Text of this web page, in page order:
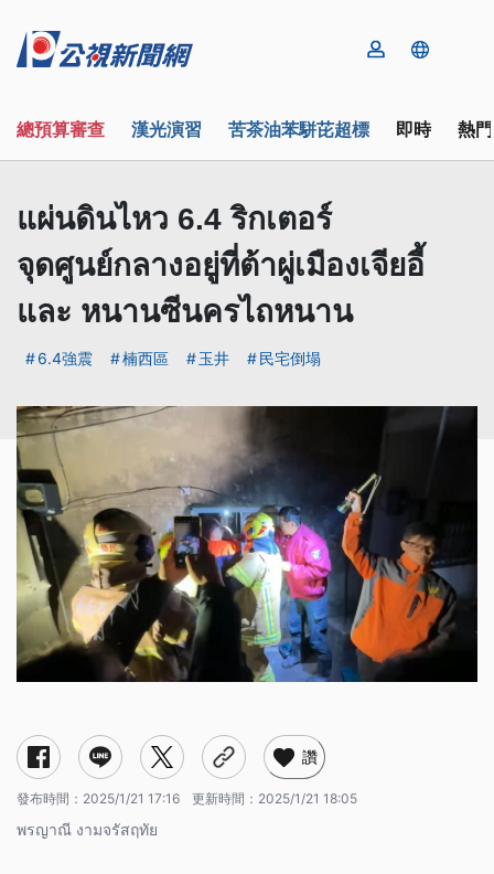
總預算審查 漢光演習 苦茶油苯駢芘超標 即時 熱
แผ่นดินไหว 6.4 ริกเตอร์
จุดศูนย์กลางอยู่ที่ต้าผู่เมืองเจียอี้
และ หนานซีนครไถหนาน
6.4強震 楠西區 玉井 民宅倒塌
讚
發布時間： 2025/1/21 17:16 更新時間： 2025/1/21 18:05
พรญาณี งามจรัสฤทัย